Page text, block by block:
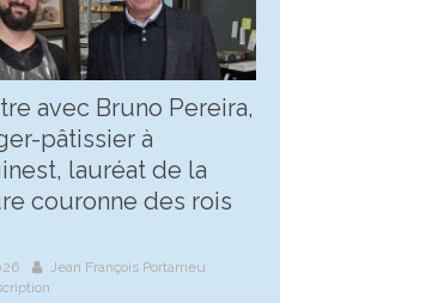
avec Bruno Pereira,
pâtissier à
lauréat de la
couronne des rois
Jean François Portarrieu